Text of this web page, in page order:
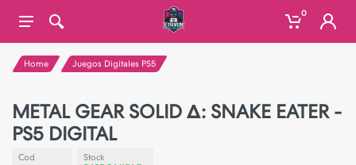
0
Home Juegos Digitales PS5
METAL GEAR SOLID Δ: SNAKE EATER -
PS5 DIGITAL
Cod Stock